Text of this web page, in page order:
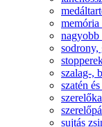
nagyobb
sodrony,
szalag-,
szatén
sujtás